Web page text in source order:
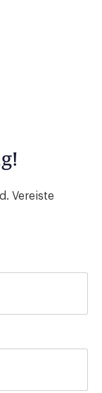
Vereiste